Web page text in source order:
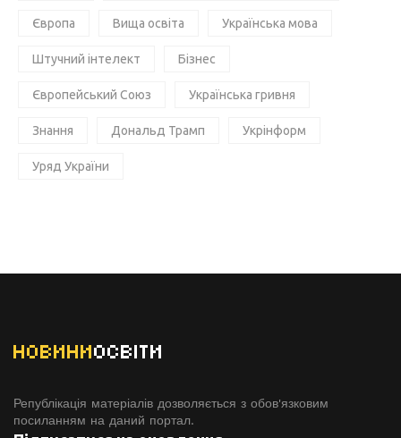
Європа Вища освіта Українська мова
Штучний інтелект Бізнес
Європейський Союз Українська гривня
Знання Дональд Трамп Укрінформ
Уряд України
НОВИНИОСВІТИ
Републікація матеріалів дозволяється з обов'язковим
посиланням на даний портал.